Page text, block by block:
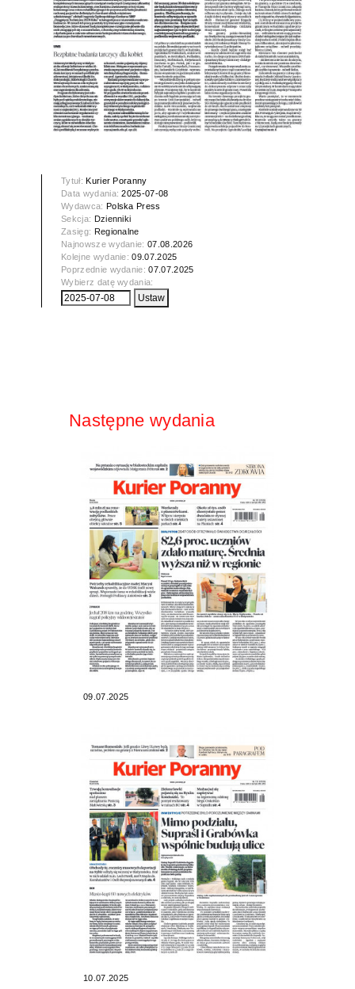
Tytuł: Kurier Poranny
Data wydania:2025-07-08
Wydawca: Polska Press
Sekcja: Dzienniki
Zasięg: Regionalne
Najnowsze wydanie:07.08.2026
Kolejne wydanie:09.07.2025
Poprzednie wydanie:07.07.2025
Wybierz datę wydania:
Następne wydania
09.07.2025
10.07.2025